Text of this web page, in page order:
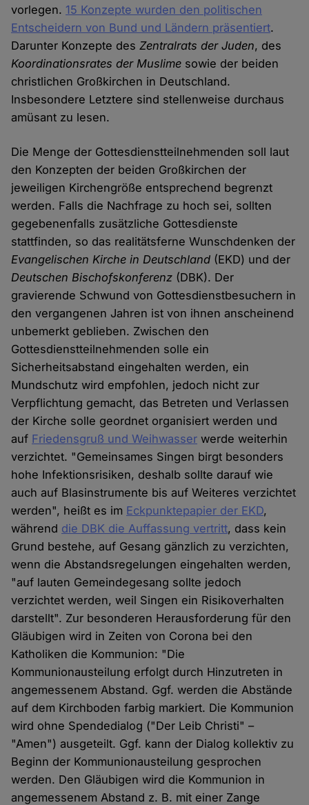
vorlegen. 15 Konzepte wurden den politischen
Entscheidern von Bund und Ländern präsentiert.
Darunter Konzepte desZentralrats der Juden, des
Koordinationsrates der Muslime sowie der beiden
christlichen Großkirchen in Deutschland.
Insbesondere Letztere sind stellenweise durchaus
amüsant zu lesen.
Die Menge der Gottesdienstteilnehmenden soll laut
den Konzepten der beiden Großkirchen der
jeweiligen Kirchengröße entsprechend begrenzt
werden. Falls die Nachfrage zu hoch sei, sollten
gegebenenfalls zusätzliche Gottesdienste
stattfinden, so das realitätsferne Wunschdenken der
Evangelischen Kirche in Deutschland (EKD) und der
Deutschen Bischofskonferenz (DBK). Der
gravierende Schwund von Gottesdienstbesuchern in
den vergangenen Jahren ist von ihnen anscheinend
unbemerkt geblieben. Zwischen den
Gottesdienstteilnehmenden solle ein
Sicherheitsabstand eingehalten werden, ein
Mundschutz wird empfohlen, jedoch nicht zur
Verpflichtung gemacht, das Betreten und Verlassen
der Kirche solle geordnet organisiert werden und
auf Friedensgruß und Weihwasser werde weiterhin
verzichtet. "Gemeinsames Singen birgt besonders
hohe Infektionsrisiken, deshalb sollte darauf wie
auch auf Blasinstrumente bis auf Weiteres verzichtet
werden", heißt es im Eckpunktepapier der EKD,
während die DBK die Auffassung vertritt, dass kein
Grund bestehe, auf Gesang gänzlich zu verzichten,
wenn die Abstandsregelungen eingehalten werden,
"auf lauten Gemeindegesang sollte jedoch
verzichtet werden, weil Singen ein Risikoverhalten
darstellt". Zur besonderen Herausforderung für den
Gläubigen wird in Zeiten von Corona bei den
Katholiken die Kommunion: "Die
Kommunionausteilung erfolgt durch Hinzutreten in
angemessenem Abstand. Ggf. werden die Abstände
auf dem Kirchboden farbig markiert. Die Kommunion
wird ohne Spendedialog ("Der Leib Christi" –
"Amen") ausgeteilt. Ggf. kann der Dialog kollektiv zu
Beginn der Kommunionausteilung gesprochen
werden. Den Gläubigen wird die Kommunion in
angemessenem Abstand z. B. mit einer Zange